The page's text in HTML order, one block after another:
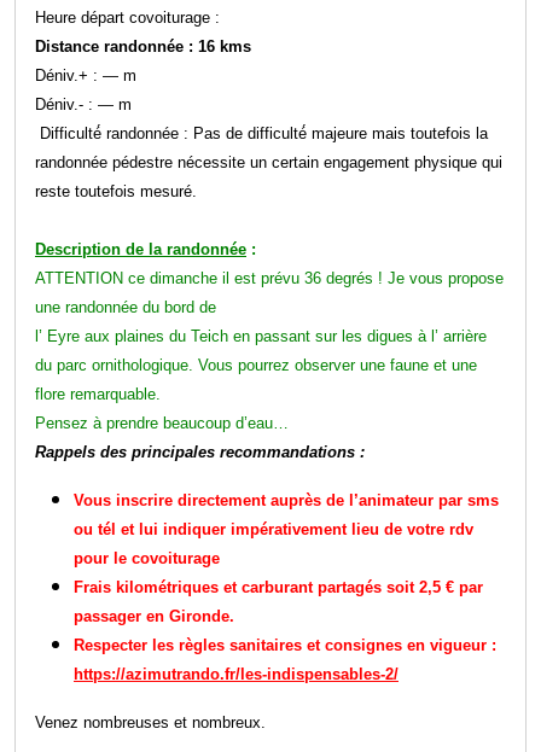
Heure départ covoiturage :
Distance randonnée : 16 kms
Déniv.+ : — m
Déniv.- : — m
Difficulté́ randonnée : Pas de difficulté́ majeure mais toutefois la
randonnée pédestre nécessite un certain engagement physique qui
reste toutefois mesuré.
Description de la randonnée :
ATTENTION ce dimanche il est prévu 36 degrés ! Je vous propose
une randonnée du bord de
l’ Eyre aux plaines du Teich en passant sur les digues à l’ arrière
du parc ornithologique. Vous pourrez observer une faune et une
flore remarquable.
Pensez à prendre beaucoup d’eau…
Rappels des principales recommandations :
Vous inscrire directement auprès de l’animateur par sms
ou tél et lui indiquer impérativement lieu de votre rdv
pour le covoiturage
Frais kilométriques et carburant partagés soit 2,5 € par
passager en Gironde.
Respecter les règles sanitaires et consignes en vigueur :
https://azimutrando.fr/les-indispensables-2/
Venez nombreuses et nombreux.